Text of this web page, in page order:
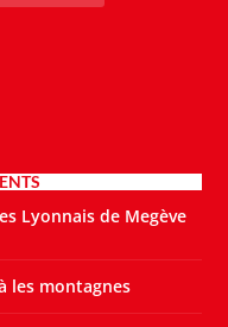
Lyonnais de Megève
les montagnes